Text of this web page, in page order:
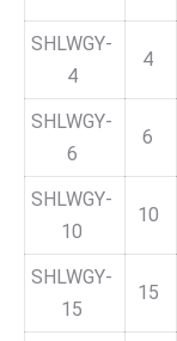
SHLWGY-
4
4
SHLWGY-
6
6
SHLWGY-
10
10
SHLWGY-
15
15